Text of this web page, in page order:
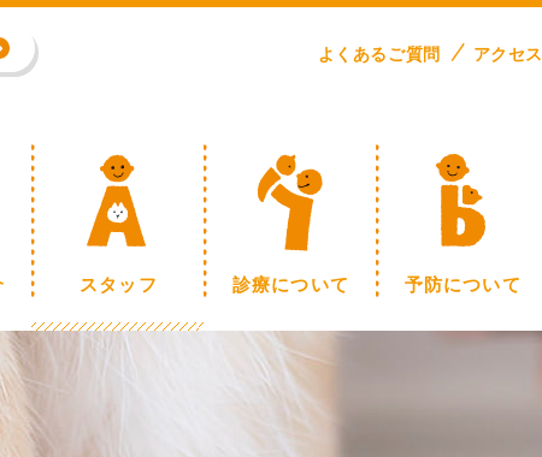
よくあるご質問 アクセス
スタッフ 診療について 予防について